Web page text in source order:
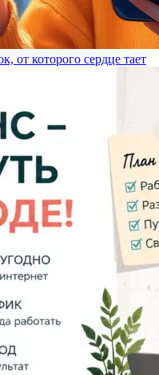
от которого сердце тает